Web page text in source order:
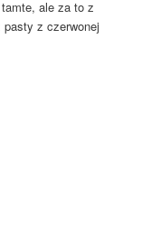
ale za to z
z czerwonej